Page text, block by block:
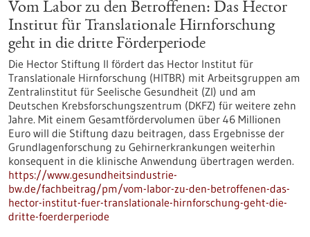
Vom Labor zu den Betroffenen: Das Hector
Institut für Translationale Hirnforschung
geht in die dritte Förderperiode
Die Hector Stiftung II fördert das Hector Institut für
Translationale Hirnforschung (HITBR) mit Arbeitsgruppen am
Zentralinstitut für Seelische Gesundheit (ZI) und am
Deutschen Krebsforschungszentrum (DKFZ) für weitere zehn
Jahre. Mit einem Gesamtfördervolumen über 46 Millionen
Euro will die Stiftung dazu beitragen, dass Ergebnisse der
Grundlagenforschung zu Gehirnerkrankungen weiterhin
konsequent in die klinische Anwendung übertragen werden.
https://www.gesundheitsindustrie-
bw.de/fachbeitrag/pm/vom-labor-zu-den-betroffenen-das-
hector-institut-fuer-translationale-hirnforschung-geht-die-
dritte-foerderperiode